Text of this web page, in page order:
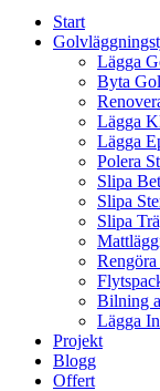
Start
Lägga
Byta
Lägga
Lägga
Polera
Slipa
Slipa
Slipa
Bilning
Lägga
Projekt
Blogg
Offert